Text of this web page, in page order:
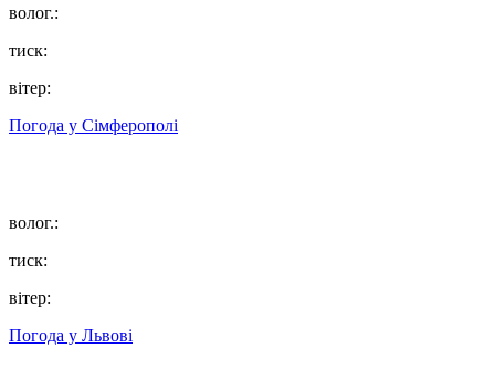
волог.:
тиск:
вітер:
Погода у Сімферополі
волог.:
тиск:
вітер:
Погода у Львові